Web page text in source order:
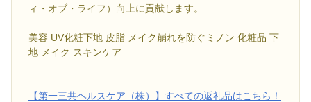
ィ・オブ・ライフ）向上に貢献します。
美容 UV化粧下地 皮脂 メイク崩れを防ぐミノン 化粧品 下
地 メイク スキンケア
【第一三共ヘルスケア（株）】すべての返礼品はこちら！